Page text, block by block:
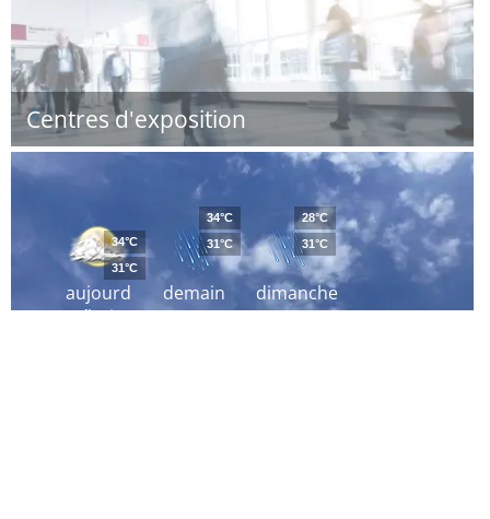
Centres d'exposition
aujourd
´hui
34°C
31°C
demain
34°C
31°C
dimanche
28°C
31°C